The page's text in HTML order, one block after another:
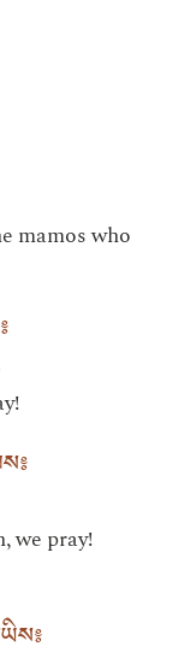
mamos who
we pray!